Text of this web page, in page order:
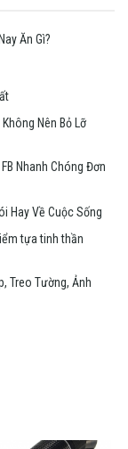
Ăn Gì?
Nên Bỏ Lỡ
Nhanh Chóng Đơn
Hay Về Cuộc Sống
tựa tinh thần
Treo Tường, Ảnh